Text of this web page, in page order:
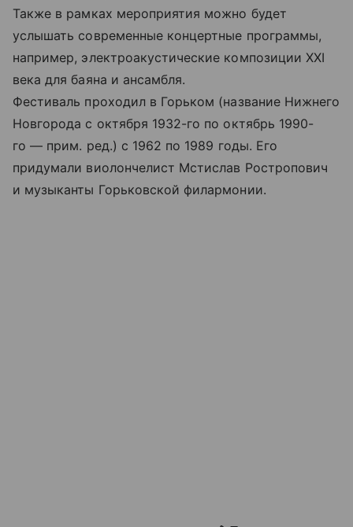
Также в рамках мероприятия можно будет
услышать современные концертные программы,
например, электроакустические композиции XXI
века для баяна и ансамбля.
Фестиваль проходил в Горьком (название Нижнего
Новгорода с октября 1932-го по октябрь 1990-
го — прим. ред.) с 1962 по 1989 годы. Его
придумали виолончелист Мстислав Ростропович
и музыканты Горьковской филармонии.